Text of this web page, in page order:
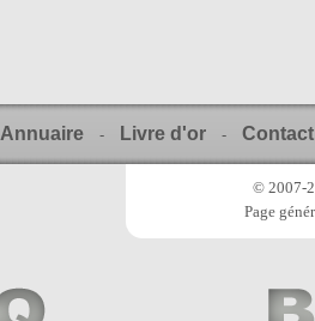
Annuaire - Livre d'or - Contact
© 2007-
Page